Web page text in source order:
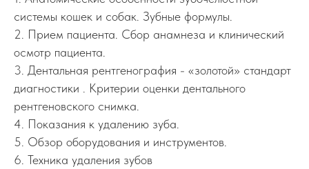
системы кошек и собак. Зубные формулы.
2. Прием пациента. Сбор анамнеза и клинический
осмотр пациента.
3. Дентальная рентгенография - «золотой» стандарт
диагностики . Критерии оценки дентального
рентгеновского снимка.
4. Показания к удалению зуба.
5. Обзор оборудования и инструментов.
6. Техника удаления зубов